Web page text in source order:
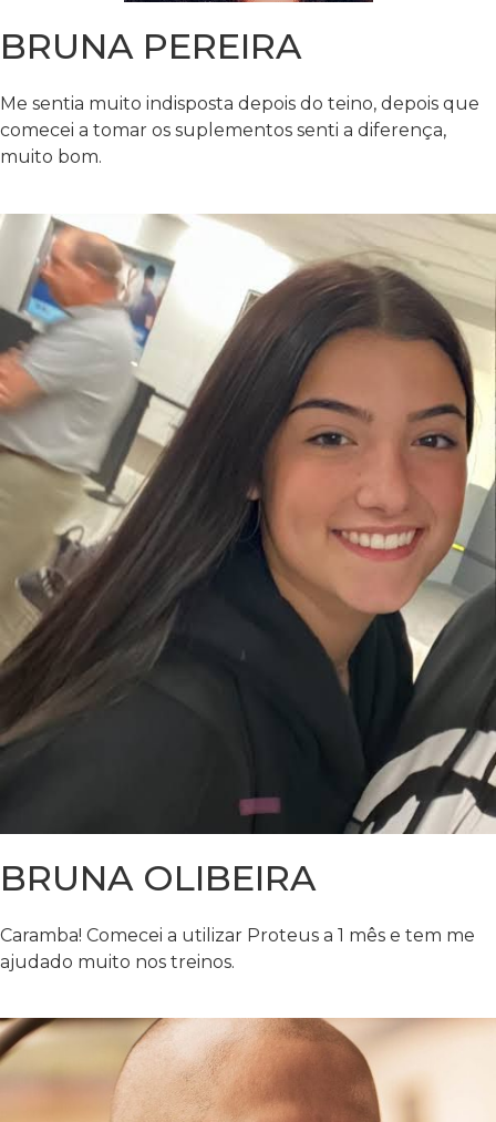
BRUNA PEREIRA
Me sentia muito indisposta depois do teino, depois que
comecei a tomar os suplementos senti a diferença,
muito bom.
BRUNA OLIBEIRA
Caramba! Comecei a utilizar Proteus a 1 mês e tem me
ajudado muito nos treinos.